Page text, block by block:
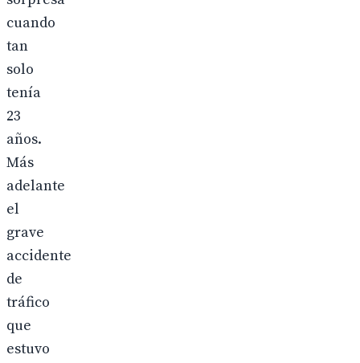
cuando
tan
solo
tenía
23
años.
Más
adelante
el
grave
accidente
de
tráfico
que
estuvo